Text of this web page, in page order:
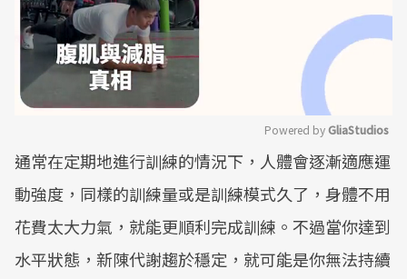
Mute
Powered by GliaStudios
通常在定期地進行訓練的情況下，人體會逐漸適應運
動強度，同樣的訓練量或是訓練模式久了，身體不用
花費太大力氣，就能更順利完成訓練。不過當你達到
水平狀態，新陳代謝趨於穩定，就可能是你無法持續